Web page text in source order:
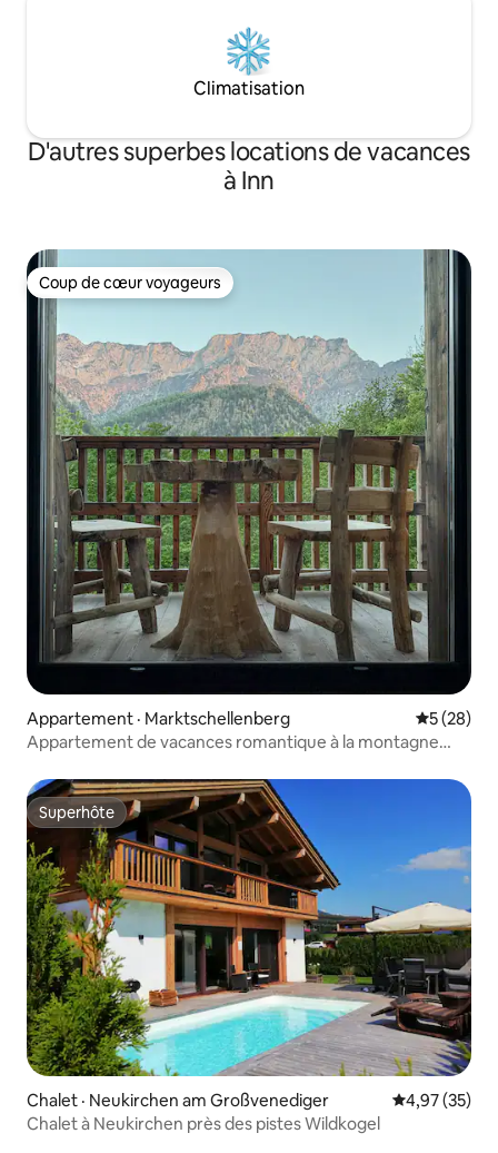
Climatisation
D'autres superbes locations de vacances
à Inn
Coup de cœur voyageurs
Coup de cœur voyageurs
Appartement · Marktschellenberg Note
5 (28)
Appartement de vacances romantique à la montagne
Superhôte
Superhôte
Chalet · Neukirchen am Großvenediger Note
4,97 (35)
Chalet à Neukirchen près des pistes Wildkogel